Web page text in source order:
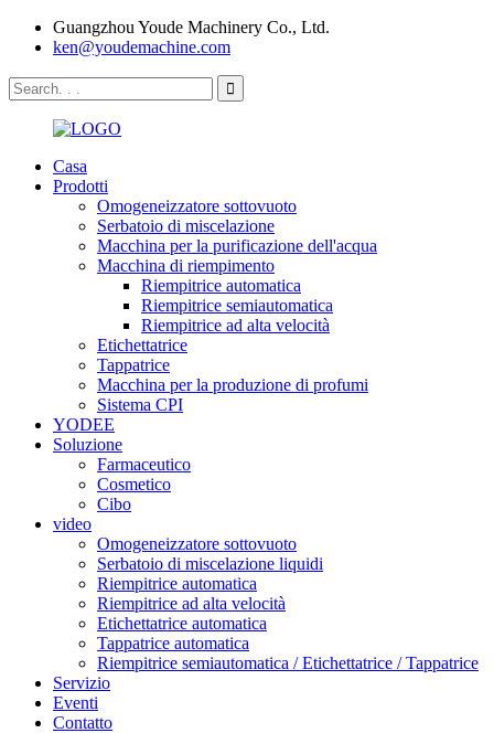
Guangzhou Youde Machinery Co., Ltd.
ken@youdemachine.com
Casa
Prodotti
Omogeneizzatore sottovuoto
Serbatoio di miscelazione
Macchina per la purificazione dell'acqua
Macchina di riempimento
Riempitrice automatica
Riempitrice semiautomatica
Riempitrice ad alta velocità
Etichettatrice
Tappatrice
Macchina per la produzione di profumi
Sistema CPI
YODEE
Soluzione
Farmaceutico
Cosmetico
Cibo
video
Omogeneizzatore sottovuoto
Serbatoio di miscelazione liquidi
Riempitrice automatica
Riempitrice ad alta velocità
Etichettatrice automatica
Tappatrice automatica
Riempitrice semiautomatica / Etichettatrice / Tappatrice
Servizio
Eventi
Contatto